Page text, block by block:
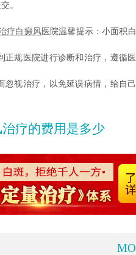
。
疗白癜风医院温馨提示：小面积
正规医院进行诊断和治疗，遵循
视治疗，以免延误病情，给自
疗的费用是多少